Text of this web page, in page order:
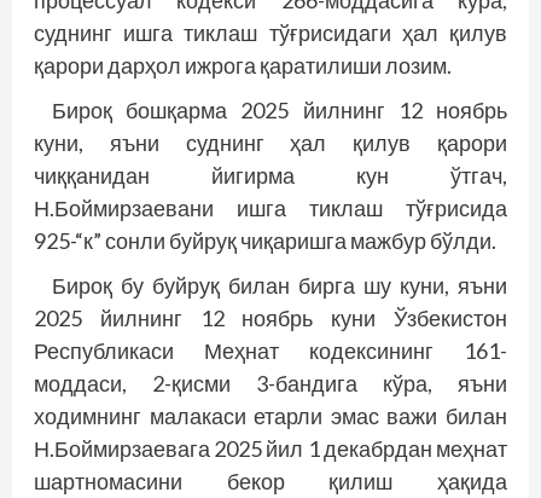
суднинг ишга тиклаш тўғрисидаги ҳал қилув
қарори дарҳол ижрога қаратилиши лозим.
Бироқ бошқарма 2025 йилнинг 12 ноябрь
куни, яъни суднинг ҳал қилув қарори
чиққанидан йигирма кун ўтгач,
Н.Боймирзаевани ишга тиклаш тўғрисида
925-“к” сонли буйруқ чиқаришга мажбур бўлди.
Бироқ бу буйруқ билан бирга шу куни, яъни
2025 йилнинг 12 ноябрь куни Ўзбекистон
Республикаси Меҳнат кодексининг 161-
моддаси, 2-қисми 3-бандига кўра, яъни
ходимнинг малакаси етарли эмас важи билан
Н.Боймирзаевага 2025 йил 1 декабрдан меҳнат
шартномасини бекор қилиш ҳақида